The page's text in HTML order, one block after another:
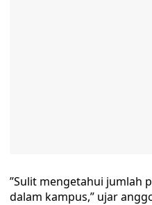
”Sulit mengetahui jumlah
dalam kampus,” ujar